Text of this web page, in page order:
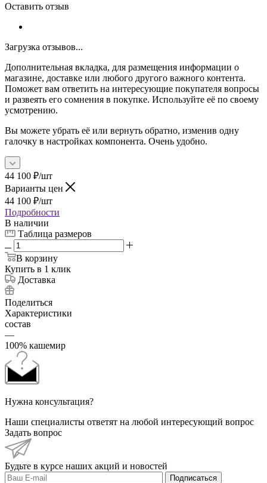
Оставить отзыв
Загрузка отзывов...
Дополнительная вкладка, для размещения информации о
магазине, доставке или любого другого важного контента.
Поможет вам ответить на интересующие покупателя вопросы
и развеять его сомнения в покупке. Используйте её по своему
усмотрению.
Вы можете убрать её или вернуть обратно, изменив одну
галочку в настройках компонента. Очень удобно.
44 100 ₽/шт
Варианты цен
44 100 ₽/шт
Подробности
В наличии
Таблица размеров
В корзину
Купить в 1 клик
Доставка
Поделиться
Характеристики
состав
—
100% кашемир
Нужна консультация?
Наши специалисты ответят на любой интересующий вопрос
Задать вопрос
Будьте в курсе наших акций и новостей
Подписаться